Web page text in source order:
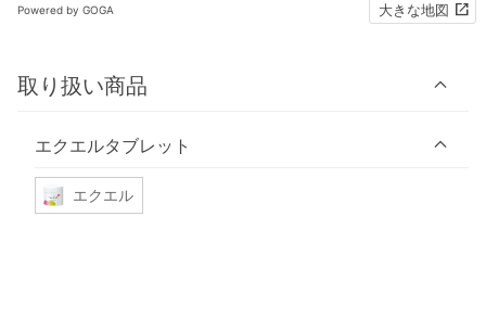
Powered by GOGA 大きな地図
取り扱い商品
エクエルタブレット
エクエル